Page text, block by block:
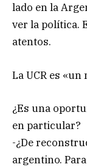
lado en la
ver la política.
atentos.
La UCR es «un
¿Es una
en particular?
-¿De
argentino.